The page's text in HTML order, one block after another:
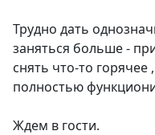
Трудно дать
заняться больше -
снять что-то горячее
полностью
Ждем в гости.